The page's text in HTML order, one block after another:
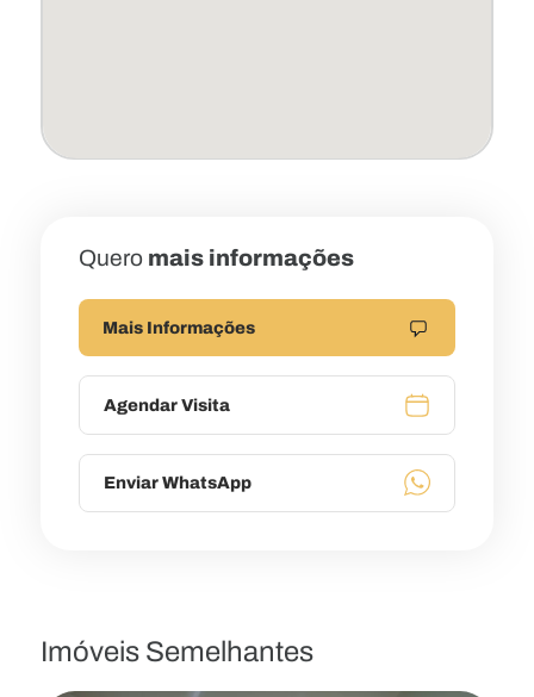
Quero mais informações
Mais Informações
Agendar Visita
Enviar WhatsApp
Imóveis Semelhantes